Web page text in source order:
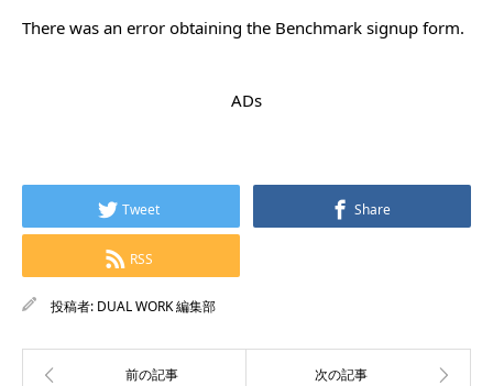
There was an error obtaining the Benchmark signup form.
ADs
Tweet Share
RSS
投稿者: DUAL WORK 編集部